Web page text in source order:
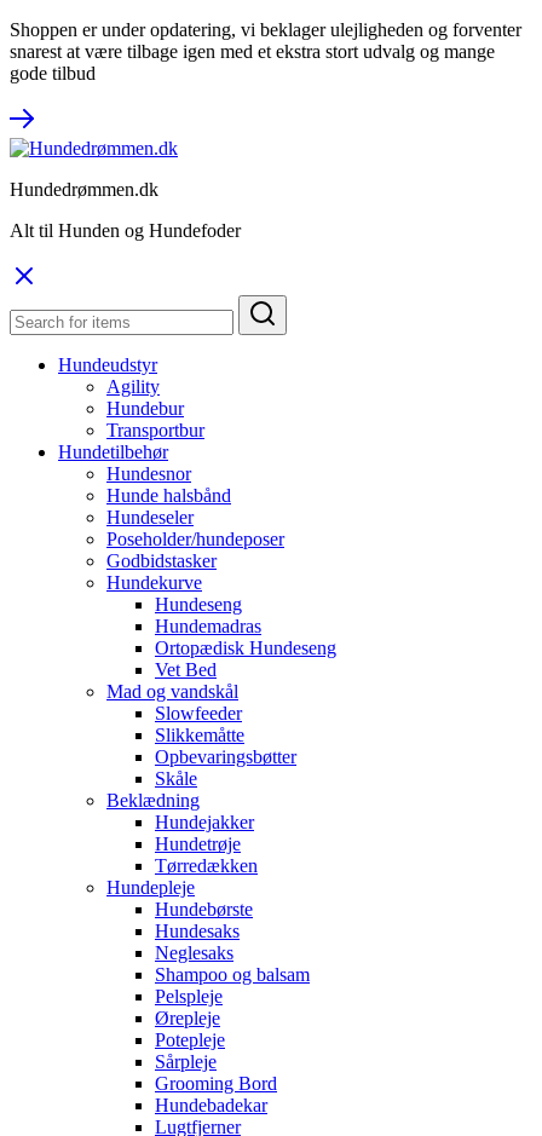
Shoppen er under opdatering, vi beklager ulejligheden og forventer
snarest at være tilbage igen med et ekstra stort udvalg og mange
gode tilbud
Hundedrømmen.dk
Alt til Hunden og Hundefoder
Hundeudstyr
Agility
Hundebur
Transportbur
Hundetilbehør
Hundesnor
Hunde halsbånd
Hundeseler
Poseholder/hundeposer
Godbidstasker
Hundekurve
Hundeseng
Hundemadras
Ortopædisk Hundeseng
Vet Bed
Mad og vandskål
Slowfeeder
Slikkemåtte
Opbevaringsbøtter
Skåle
Beklædning
Hundejakker
Hundetrøje
Tørredækken
Hundepleje
Hundebørste
Hundesaks
Neglesaks
Shampoo og balsam
Pelspleje
Ørepleje
Potepleje
Sårpleje
Grooming Bord
Hundebadekar
Lugtfjerner